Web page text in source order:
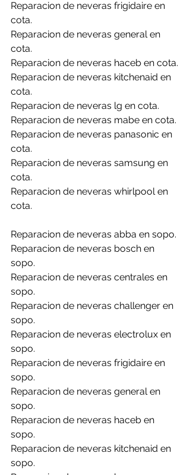
Reparacion de neveras frigidaire en
cota.
Reparacion de neveras general en
cota.
Reparacion de neveras haceb en cota.
Reparacion de neveras kitchenaid en
cota.
Reparacion de neveras lg en cota.
Reparacion de neveras mabe en cota.
Reparacion de neveras panasonic en
cota.
Reparacion de neveras samsung en
cota.
Reparacion de neveras whirlpool en
cota.
Reparacion de neveras abba en sopo.
Reparacion de neveras bosch en
sopo.
Reparacion de neveras centrales en
sopo.
Reparacion de neveras challenger en
sopo.
Reparacion de neveras electrolux en
sopo.
Reparacion de neveras frigidaire en
sopo.
Reparacion de neveras general en
sopo.
Reparacion de neveras haceb en
sopo.
Reparacion de neveras kitchenaid en
sopo.